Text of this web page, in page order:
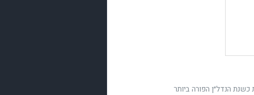
ה-10%, לראשונה מזה עשור ושנת 2021 מסתכמת כשנת הנדל״ן הפורה ביותר